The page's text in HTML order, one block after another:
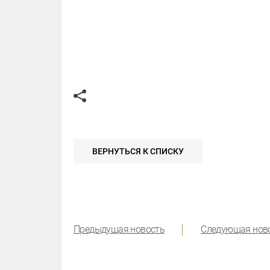
ВЕРНУТЬСЯ К СПИСКУ
Предыдущая новость Следующая